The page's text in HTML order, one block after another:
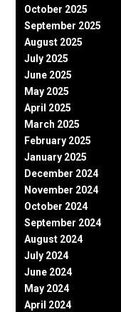
October 2025
September 2025
August 2025
July 2025
June 2025
May 2025
April 2025
March 2025
February 2025
January 2025
December 2024
November 2024
October 2024
September 2024
August 2024
July 2024
June 2024
May 2024
April 2024